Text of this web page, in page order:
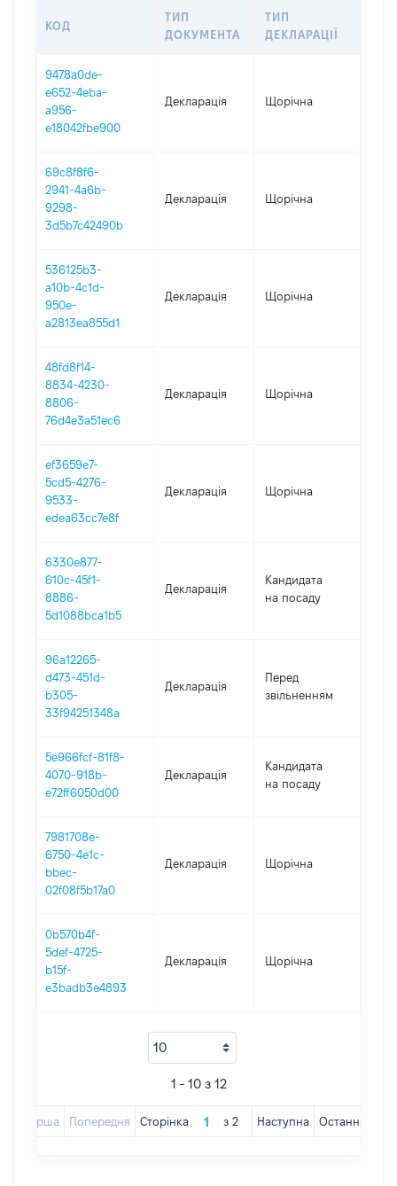
КОД
ТИП
ДОКУМЕНТА
ТИП
ДЕКЛАРАЦІЇ
9478a0de-
e652-4eba-
a956-
e18042fbe900
Декларація Щорічна
69c8f8f6-
2941-4a6b-
9298-
3d5b7c42490b
Декларація Щорічна
536125b3-
a10b-4c1d-
950e-
a2813ea855d1
Декларація Щорічна
48fd8f14-
8834-4230-
8806-
76d4e3a51ec6
Декларація Щорічна
ef3659e7-
5cd5-4276-
9533-
edea63cc7e8f
Декларація Щорічна
6330e877-
610c-45f1-
8886-
5d1088bca1b5
Декларація
Кандидата
на посаду
96a12265-
d473-451d-
b305-
33f94251348a
Декларація
Перед
звільненням
5e966fcf-81f8-
4070-918b-
e72ff6050d00
Декларація
Кандидата
на посаду
7981708e-
6750-4e1c-
bbec-
02f08f5b17a0
Декларація Щорічна
0b570b4f-
5def-4725-
b15f-
e3badb3e4893
Декларація Щорічна
1 - 10 з 12
Перша Попередня Сторінка з 2 Наступна Остання